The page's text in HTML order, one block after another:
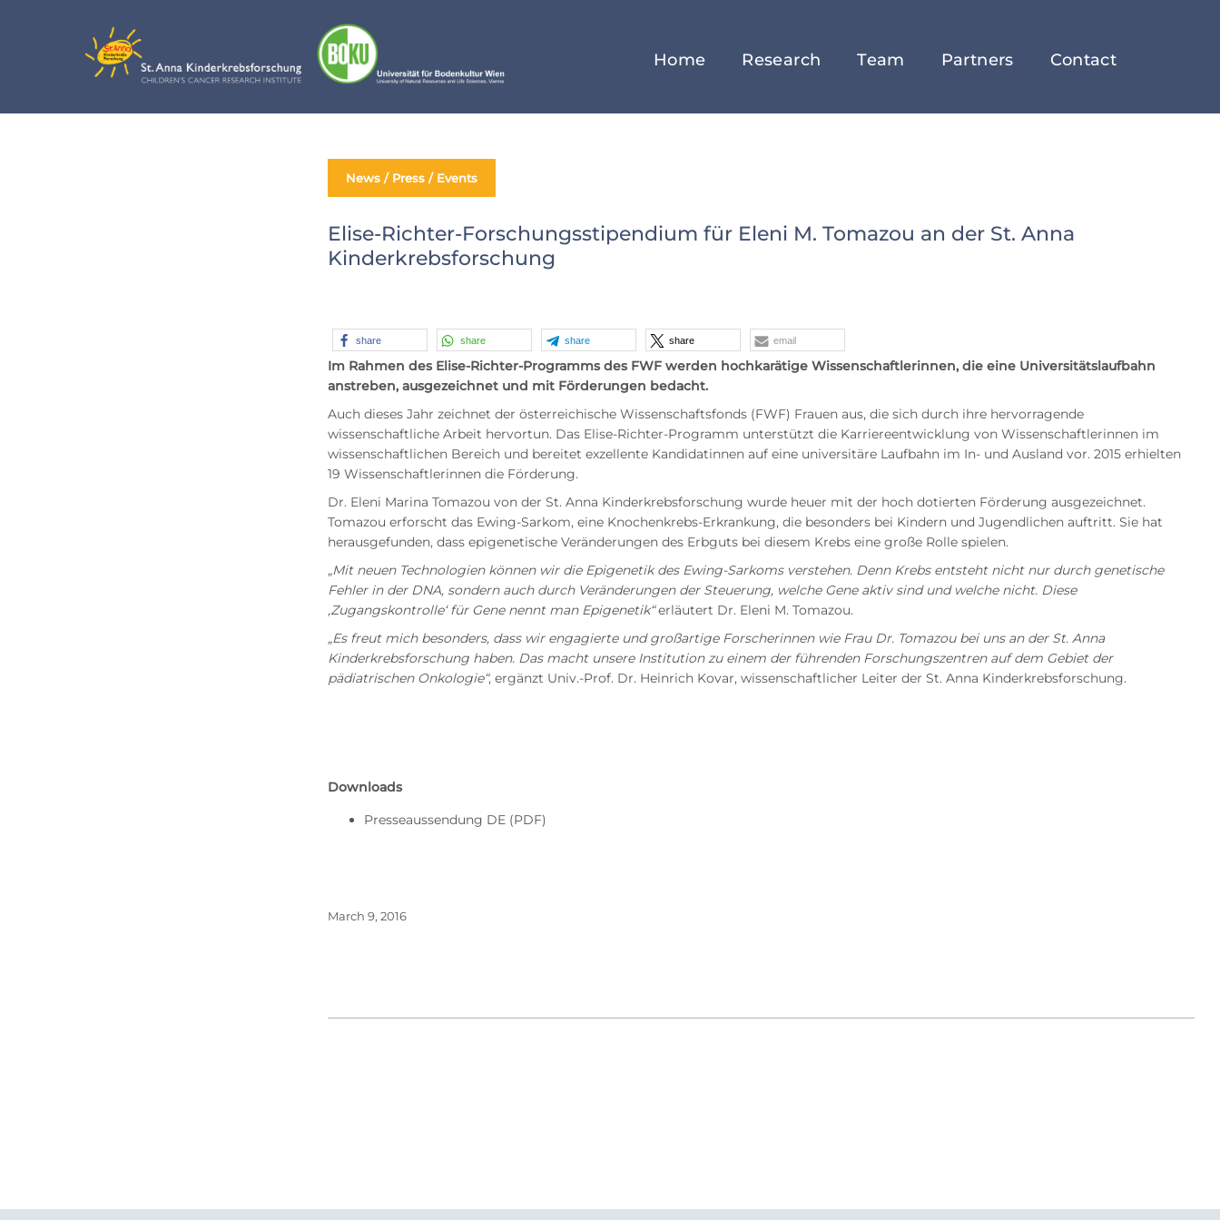
Home Research Team Partners Contact
News / Press / Events
Elise-Richter-Forschungsstipendium für Eleni M. Tomazou an der St. Anna
Kinderkrebsforschung
share share share share email
Im Rahmen des Elise-Richter-Programms des FWF werden hochkarätige Wissenschaftlerinnen, die eine Universitätslaufbahn
anstreben, ausgezeichnet und mit Förderungen bedacht.
Auch dieses Jahr zeichnet der österreichische Wissenschaftsfonds (FWF) Frauen aus, die sich durch ihre hervorragende
wissenschaftliche Arbeit hervortun. Das Elise-Richter-Programm unterstützt die Karriereentwicklung von Wissenschaftlerinnen im
wissenschaftlichen Bereich und bereitet exzellente Kandidatinnen auf eine universitäre Laufbahn im In- und Ausland vor. 2015 erhielten
19 Wissenschaftlerinnen die Förderung.
Dr. Eleni Marina Tomazou von der St. Anna Kinderkrebsforschung wurde heuer mit der hoch dotierten Förderung ausgezeichnet.
Tomazou erforscht das Ewing-Sarkom, eine Knochenkrebs-Erkrankung, die besonders bei Kindern und Jugendlichen auftritt. Sie hat
herausgefunden, dass epigenetische Veränderungen des Erbguts bei diesem Krebs eine große Rolle spielen.
„Mit neuen Technologien können wir die Epigenetik des Ewing-Sarkoms verstehen. Denn Krebs entsteht nicht nur durch genetische
Fehler in der DNA, sondern auch durch Veränderungen der Steuerung, welche Gene aktiv sind und welche nicht. Diese
‚Zugangskontrolle‘ für Gene nennt man Epigenetik“erläutert Dr. Eleni M. Tomazou.
„Es freut mich besonders, dass wir engagierte und großartige Forscherinnen wie Frau Dr. Tomazou bei uns an der St. Anna
Kinderkrebsforschung haben. Das macht unsere Institution zu einem der führenden Forschungszentren auf dem Gebiet der
pädiatrischen Onkologie“, ergänzt Univ.-Prof. Dr. Heinrich Kovar, wissenschaftlicher Leiter der St. Anna Kinderkrebsforschung.
Downloads
Presseaussendung DE(PDF)
March 9, 2016